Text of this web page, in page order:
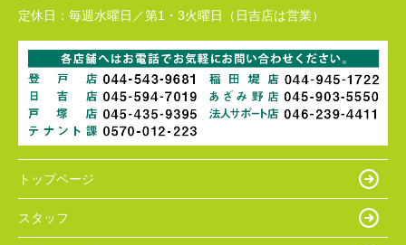
定休日： 毎週水曜日／第1・3火曜日（日吉店は営業）
トップページ
スタッフ